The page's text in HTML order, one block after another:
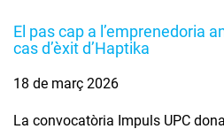
El pas cap a l’emprenedoria
cas d’èxit d’Haptika
18 de març 2026
La convocatòria Impuls UPC